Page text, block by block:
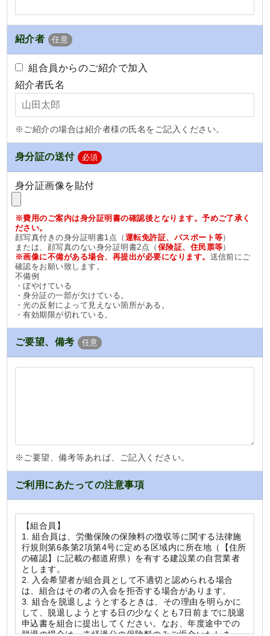
紹介者 任意
組合員からのご紹介で加入
紹介者氏名
※ご紹介の場合は紹介者様の氏名をご記入ください。
身分証の送付 必須
身分証画像を貼付
※費用のご案内は身分証明書の確認後となります。予めご了承く
ださい。
顔写真付きの身分証明書1点（ 運転免許証、パスポート等）
または、顔写真のない身分証明書2点（ 保険証、住民票等）
※画像に不備がある場合、再提出が必要になります。 送信前にご
確認をお願い致します。
不備例
・ぼやけている
・身分証の一部が欠けている。
・光の反射によって見えない箇所がある。
・有効期限が切れている。
ご要望、備考 任意
※ご要望、備考等あれば、ご記入ください。
ご利用にあたっての注意事項
【組合員】
1. 組合員は、労働保険の保険料の徴収等に関する法律施
行規則第6条第2項第4号に定める区域内に所在地（【住所
の確認】に記載の都道府県）を有する建設業の自営業者
とします。
2. 入会希望者が組合員として不適切と認められる場合
は、組合はその者の入会を拒否する場合があります。
3. 組合を脱退しようとするときは、その理由を明らかに
して、脱退しようとする日の少なくとも7日前までに脱退
申込書を組合に提出してください。なお、年度途中での